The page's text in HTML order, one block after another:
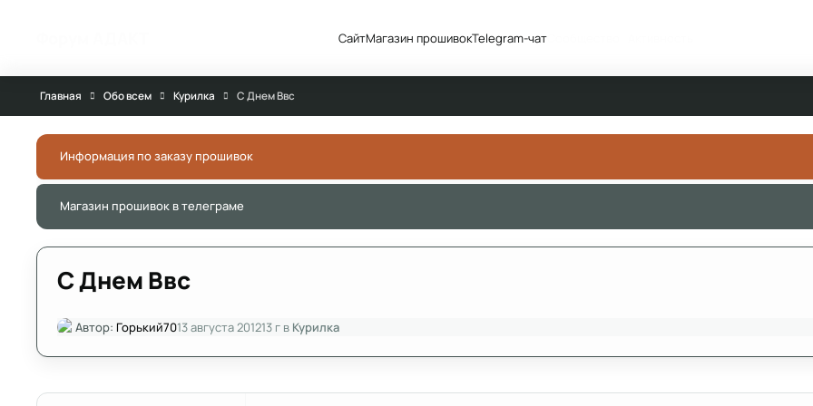
СайтМагазин прошивокTelegram-чатСообщество
Главная Обо всем Курилка С Днем Ввс
Информация по заказу прошивок
Магазин прошивок в телеграме
С Днем Ввс
Автор: Горький7013 августа 201213 гв Курилка